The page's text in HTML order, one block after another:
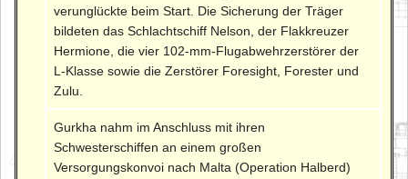
verunglückte beim Start. Die Sicherung der Träger
bildeten das Schlachtschiff Nelson, der Flakkreuzer
Hermione, die vier 102-mm-Flugabwehrzerstörer der
L-Klasse sowie die Zerstörer Foresight, Forester und
Zulu.
Gurkha nahm im Anschluss mit ihren
Schwesterschiffen an einem großen
Versorgungskonvoi nach Malta (Operation Halberd)